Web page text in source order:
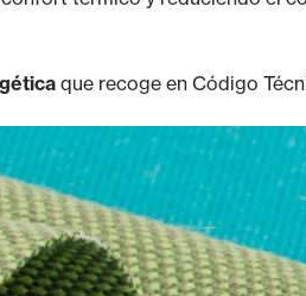
que recoge en Código